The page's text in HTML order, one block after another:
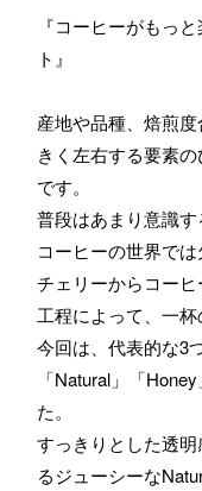
『コーヒーがもっ
ト』
産地や品種、焙煎
きく左右する要素
です。
普段はあまり意識す
コーヒーの世界で
チェリーからコー
工程によって、一杯
今回は、代表的な3
「Natural」「
た。
すっきりとした透
るジューシーな